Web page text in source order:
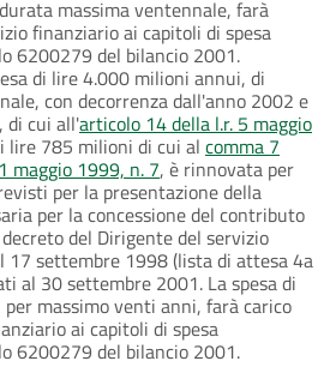
massima ventennale, farà
finanziario ai capitoli di spesa
6200279 del bilancio 2001.
di lire 4.000 milioni annui, di
con decorrenza dall'anno 2002 e
di cui all'articolo 14 della l.r. 5 maggio
lire 785 milioni di cui al comma 7
maggio 1999, n. 7, è rinnovata per
per la presentazione della
per la concessione del contributo
del Dirigente del servizio
17 settembre 1998 (lista di attesa 4a
al 30 settembre 2001. La spesa di
massimo venti anni, farà carico
ai capitoli di spesa
6200279 del bilancio 2001.